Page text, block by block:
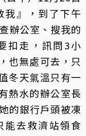
我』，到了下午
辦公室、搜我的
扣走，訊問3小
也無處可去，只
冬天氣溫只有一
熱水的辦公室長
的銀行戶頭被凍
能去救濟站領食